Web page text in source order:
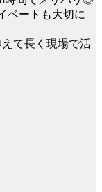
ベートも大切に
て長く現場で活